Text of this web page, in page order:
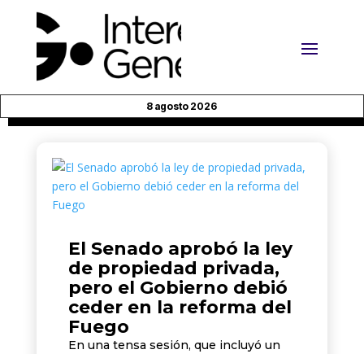
8 agosto 2026
El Senado aprobó la ley
de propiedad privada,
pero el Gobierno debió
ceder en la reforma del
Fuego
En una tensa sesión, que incluyó un